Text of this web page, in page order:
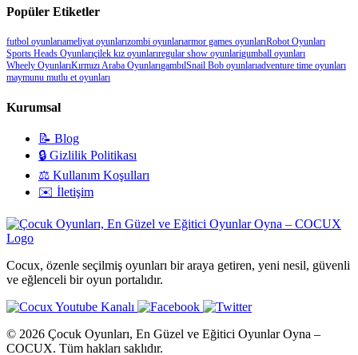
Popüler Etiketler
futbol oyunlarıameliyat oyunlarızombi oyunlarıarmor games oyunlarıRobot Oyunları
Sports Heads Oyunlarıçilek kız oyunlarıregular show oyunlarigumball oyunları
Wheely OyunlarıKırmızı Araba OyunlarıgambılSnail Bob oyunlarıadventure time oyunları
maymunu mutlu et oyunları
Kurumsal
📝 Blog
🔒 Gizlilik Politikası
⚖️ Kullanım Koşulları
✉️ İletişim
Cocux, özenle seçilmiş oyunları bir araya getiren, yeni nesil, güvenli
ve eğlenceli bir oyun portalıdır.
© 2026 Çocuk Oyunları, En Güzel ve Eğitici Oyunlar Oyna –
COCUX. Tüm hakları saklıdır.